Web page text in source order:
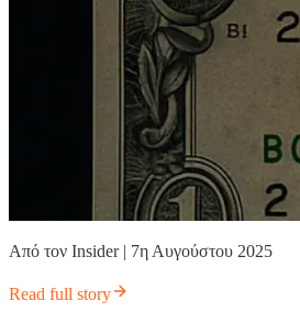
Από τον Insider | 7η Αυγούστου 2025
Read full story